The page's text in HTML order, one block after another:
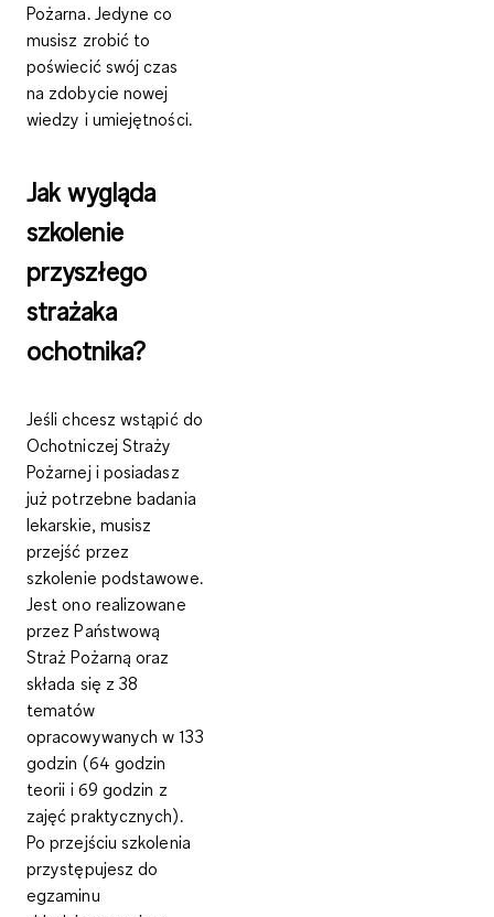
Pożarna. Jedyne co
musisz zrobić to
poświecić swój czas
na zdobycie nowej
wiedzy i umiejętności.
Jak wygląda
szkolenie
przyszłego
strażaka
ochotnika?
Jeśli chcesz wstąpić do
Ochotniczej Straży
Pożarnej i posiadasz
już potrzebne badania
lekarskie, musisz
przejść przez
szkolenie podstawowe.
Jest ono realizowane
przezPaństwową
Straż Pożarną oraz
składa się z 38
tematów
opracowywanych w 133
godzin (64 godzin
teorii i 69 godzin z
zajęć praktycznych).
Po przejściu szkolenia
przystępujesz do
egzaminu